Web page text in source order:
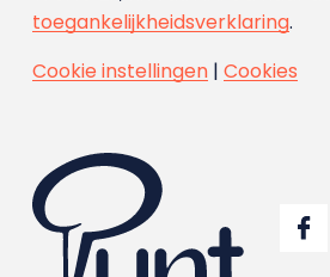
toegankelijkheidsverklaring.
Cookie instellingen| Cookies